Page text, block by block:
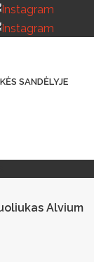
SANDĖLYJE
Alvium